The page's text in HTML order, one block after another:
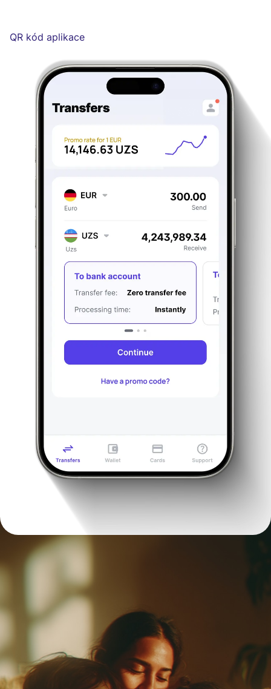
QR kód aplikace